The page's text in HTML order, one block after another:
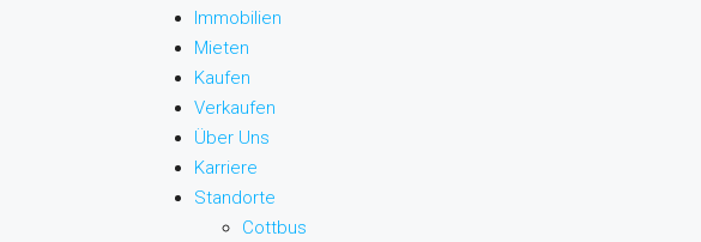
Immobilien
Mieten
Kaufen
Verkaufen
Über Uns
Karriere
Standorte
Cottbus